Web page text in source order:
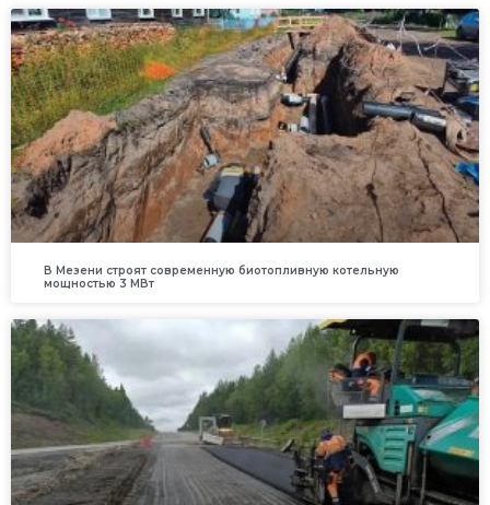
В Мезени строят современную биотопливную котельную
мощностью 3 МВт